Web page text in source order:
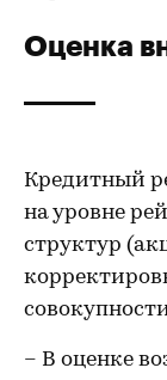
Оценка
Кредитный
на уровне
структур
– В оценке